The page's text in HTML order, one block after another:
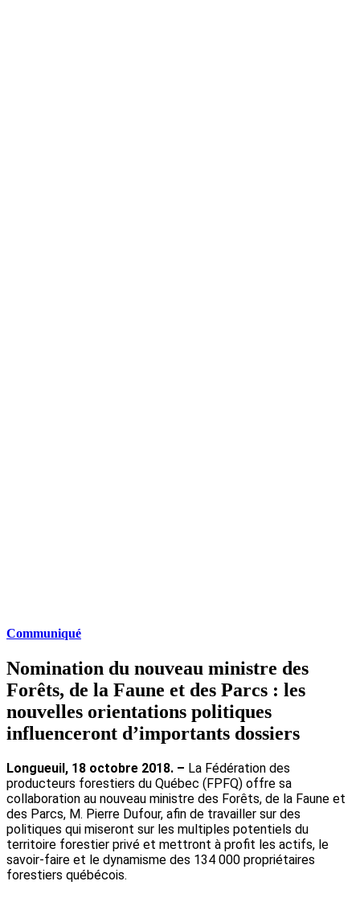
Communiqué
Nomination du nouveau ministre des
Forêts, de la Faune et des Parcs : les
nouvelles orientations politiques
influenceront d’importants dossiers
Longueuil, 18 octobre 2018. – La Fédération des
producteurs forestiers du Québec (FPFQ) offre sa
collaboration au nouveau ministre des Forêts, de la Faune et
des Parcs, M. Pierre Dufour, afin de travailler sur des
politiques qui miseront sur les multiples potentiels du
territoire forestier privé et mettront à profit les actifs, le
savoir-faire et le dynamisme des 134 000 propriétaires
forestiers québécois.